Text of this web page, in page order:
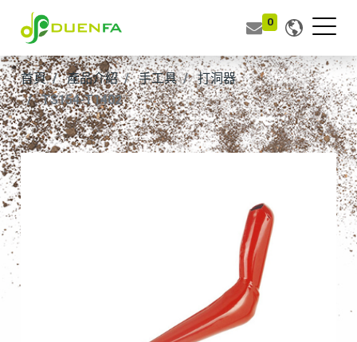
0
首頁 產品介紹 手工具
打洞器
TS154-T1402